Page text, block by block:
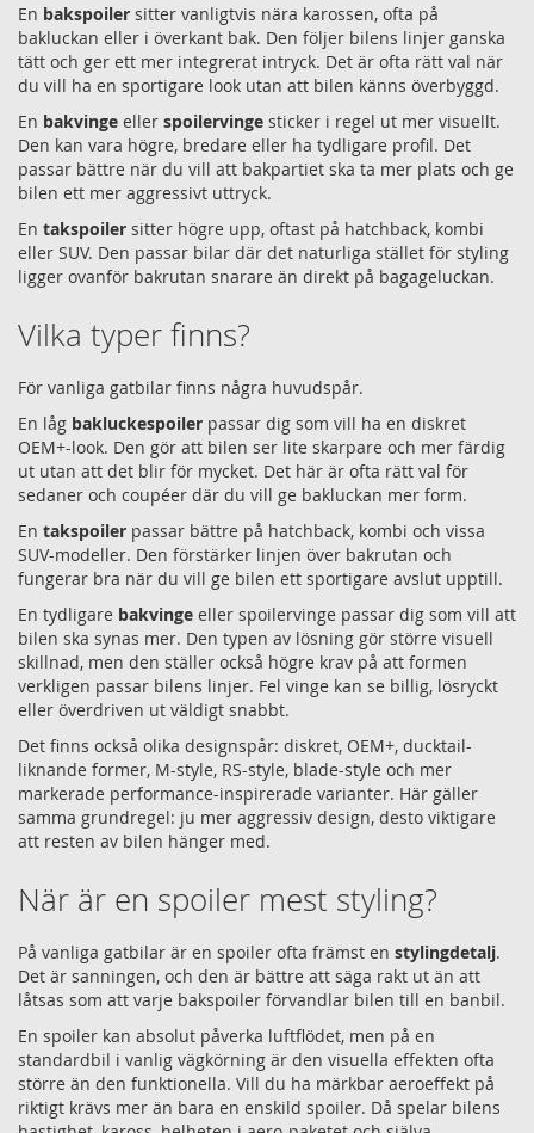
En bakspoiler sitter vanligtvis nära karossen, ofta på
bakluckan eller i överkant bak. Den följer bilens linjer ganska
tätt och ger ett mer integrerat intryck. Det är ofta rätt val när
du vill ha en sportigare look utan att bilen känns överbyggd.
En bakvinge eller spoilervinge sticker i regel ut mer visuellt.
Den kan vara högre, bredare eller ha tydligare profil. Det
passar bättre när du vill att bakpartiet ska ta mer plats och ge
bilen ett mer aggressivt uttryck.
En takspoiler sitter högre upp, oftast på hatchback, kombi
eller SUV. Den passar bilar där det naturliga stället för styling
ligger ovanför bakrutan snarare än direkt på bagageluckan.
Vilka typer finns?
För vanliga gatbilar finns några huvudspår.
En låg bakluckespoiler passar dig som vill ha en diskret
OEM+-look. Den gör att bilen ser lite skarpare och mer färdig
ut utan att det blir för mycket. Det här är ofta rätt val för
sedaner och coupéer där du vill ge bakluckan mer form.
En takspoiler passar bättre på hatchback, kombi och vissa
SUV-modeller. Den förstärker linjen över bakrutan och
fungerar bra när du vill ge bilen ett sportigare avslut upptill.
En tydligare bakvinge eller spoilervinge passar dig som vill att
bilen ska synas mer. Den typen av lösning gör större visuell
skillnad, men den ställer också högre krav på att formen
verkligen passar bilens linjer. Fel vinge kan se billig, lösryckt
eller överdriven ut väldigt snabbt.
Det finns också olika designspår: diskret, OEM+, ducktail-
liknande former, M-style, RS-style, blade-style och mer
markerade performance-inspirerade varianter. Här gäller
samma grundregel: ju mer aggressiv design, desto viktigare
att resten av bilen hänger med.
När är en spoiler mest styling?
På vanliga gatbilar är en spoiler ofta främst en stylingdetalj.
Det är sanningen, och den är bättre att säga rakt ut än att
låtsas som att varje bakspoiler förvandlar bilen till en banbil.
En spoiler kan absolut påverka luftflödet, men på en
standardbil i vanlig vägkörning är den visuella effekten ofta
större än den funktionella. Vill du ha märkbar aeroeffekt på
riktigt krävs mer än bara en enskild spoiler. Då spelar bilens